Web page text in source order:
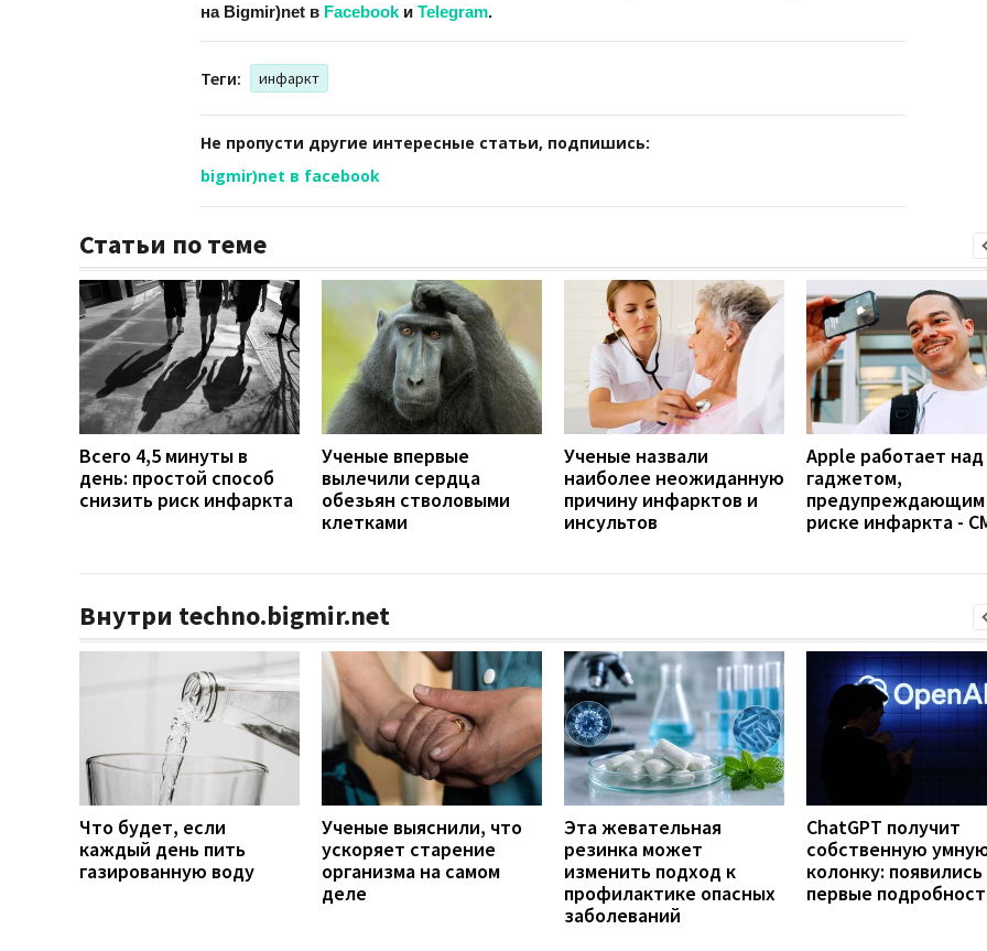
на Bigmir)net в Facebook и Telegram.
Теги: инфаркт
Не пропусти другие интересные статьи, подпишись:
bigmir)net в facebook
Статьи по теме
Всего 4,5 минуты в
день: простой способ
снизить риск инфаркта
Ученые впервые
вылечили сердца
обезьян стволовыми
клетками
Ученые назвали
наиболее неожиданную
причину инфарктов и
инсультов
Apple работает над
гаджетом,
риске инфаркта -
Внутри techno.bigmir.net
Что будет, если
каждый день пить
газированную воду
Ученые выяснили, что
ускоряет старение
организма на самом
деле
Эта жевательная
резинка может
изменить подход к
профилактике опасных
заболеваний
ChatGPT получит
собственную
колонку: появились
первые